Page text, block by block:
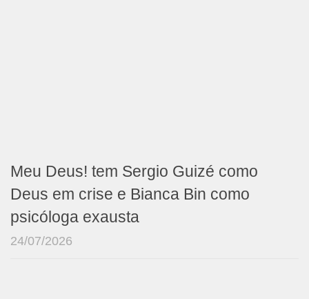
Meu Deus! tem Sergio Guizé como
Deus em crise e Bianca Bin como
psicóloga exausta
24/07/2026